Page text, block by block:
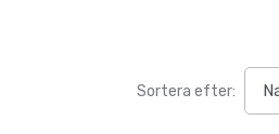
Sortera efter: